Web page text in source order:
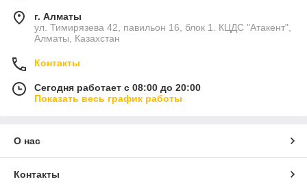
г. Алматы
ул. Тимирязева 42, павильон 16, блок 1. КЦДС "Атакент",
Алматы, Казахстан
Контакты
Сегодня работает с 08:00 до 20:00
Показать весь график работы
О нас
Контакты